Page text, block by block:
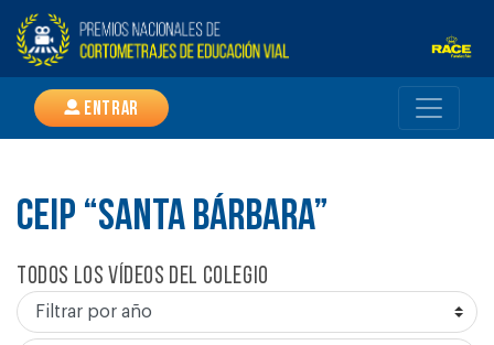
Entrar
CEIP “SANTA BÁRBARA”
Todos los vídeos del colegio